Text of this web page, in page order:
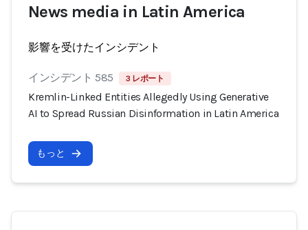
News media in Latin America
影響を受けたインシデント
インシデント 585 3 レポート
Kremlin-Linked Entities Allegedly Using Generative
AI to Spread Russian Disinformation in Latin America
もっと